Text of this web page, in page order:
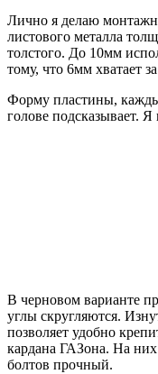
Лично я делаю
листового металла
толстого. До 10мм
тому, что 6мм хватает за
Форму пластины,
голове подсказывает.
В черновом варианте
углы скругляются.
позволяет удобно
кардана ГАЗона. На
болтов прочный.